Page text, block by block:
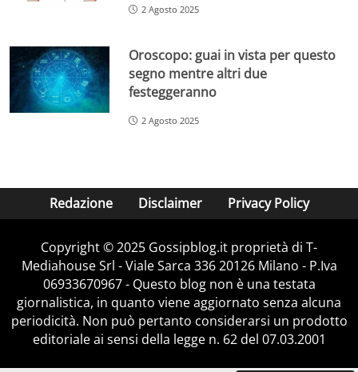
2 Agosto 2025
Oroscopo: guai in vista per questo
segno mentre altri due
festeggeranno
2 Agosto 2025
Redazione Disclaimer Privacy Policy
Copyright © 2025 Gossipblog.it proprietà di T-
Mediahouse Srl - Viale Sarca 336 20126 Milano - P.Iva
06933670967 - Questo blog non è una testata
giornalistica, in quanto viene aggiornato senza alcuna
periodicità. Non può pertanto considerarsi un prodotto
editoriale ai sensi della legge n. 62 del 07.03.2001